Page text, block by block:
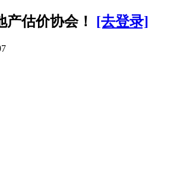
产估价协会！ [去登录]